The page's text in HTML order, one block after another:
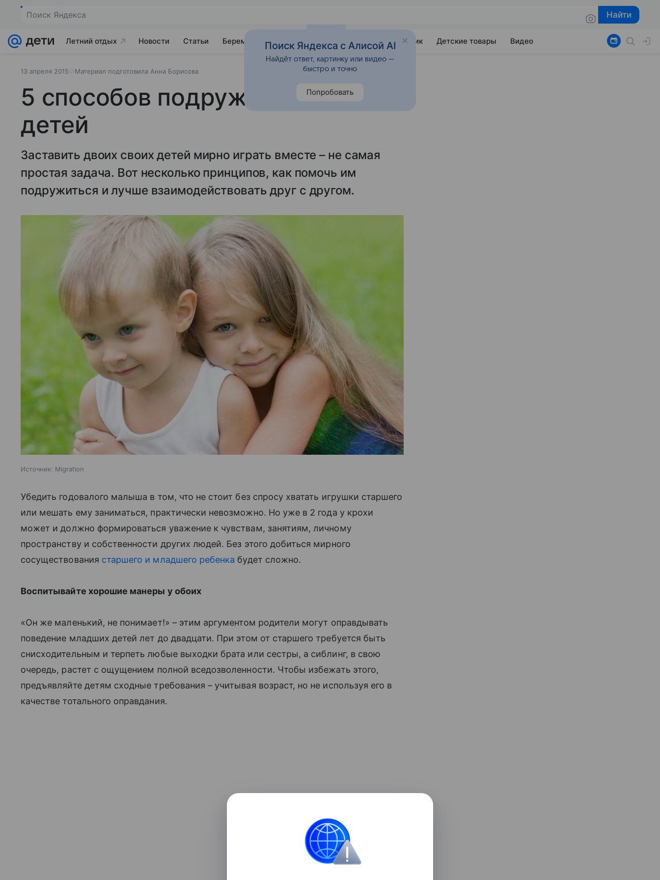
Поиск Яндекса Найти
Найти
Летний отдых Новости Статьи Беременность Развитие Почемучка Учебник Детские товары Видео
13 апреля 2015 Материал подготовила Анна Борисова
5 способов подружить своих
детей
Заставить двоих своих детей мирно играть вместе – не самая
простая задача. Вот несколько принципов, как помочь им
подружиться и лучше взаимодействовать друг с другом.
Источник: Migration
Убедить годовалого малыша в том, что не стоит без спросу хватать игрушки старшего
или мешать ему заниматься, практически невозможно. Но уже в 2 года у крохи
может и должно формироваться уважение к чувствам, занятиям, личному
пространству и собственности других людей. Без этого добиться мирного
сосуществования старшего и младшего ребенка будет сложно.
Воспитывайте хорошие манеры у обоих
«Он же маленький, не понимает!» – этим аргументом родители могут оправдывать
поведение младших детей лет до двадцати. При этом от старшего требуется быть
снисходительным и терпеть любые выходки брата или сестры, а сиблинг, в свою
очередь, растет с ощущением полной вседозволенности. Чтобы избежать этого,
предъявляйте детям сходные требования – учитывая возраст, но не используя его в
качестве тотального оправдания.
Поиск Яндекса с Алисой AI
Найдёт ответ, картинку или видео —
быстро и точно
Попробовать